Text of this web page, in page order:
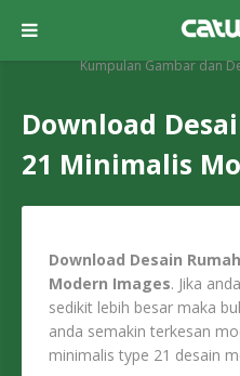
Kumpulan Gambar dan
Download
21 Minimalis
Download Desain
Modern Images. Jika
sedikit lebih besar maka
anda semakin terkesan
minimalis type 21 desain